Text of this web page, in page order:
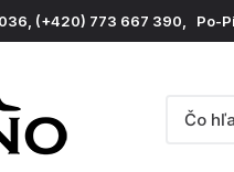
(+420) 773 667 390, Po-